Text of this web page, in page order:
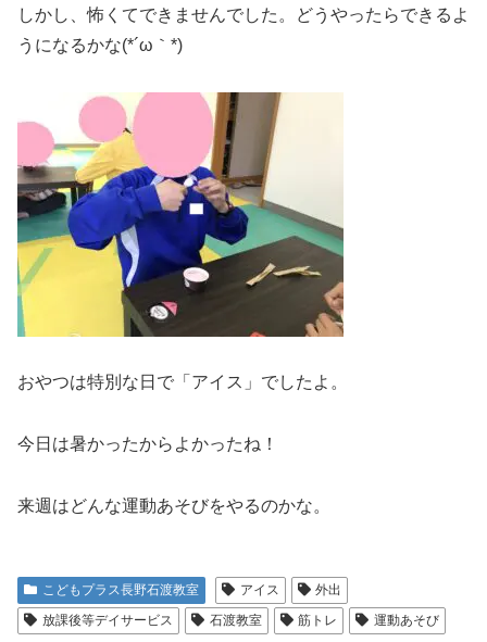
しかし、怖くてできませんでした。どうやったらできるよ
うになるかな(*´ω｀*)
おやつは特別な日で「アイス」でしたよ。
今日は暑かったからよかったね！
来週はどんな運動あそびをやるのかな。
こどもプラス長野石渡教室 アイス
外出
放課後等デイサービス
石渡教室 筋トレ 運動あそび